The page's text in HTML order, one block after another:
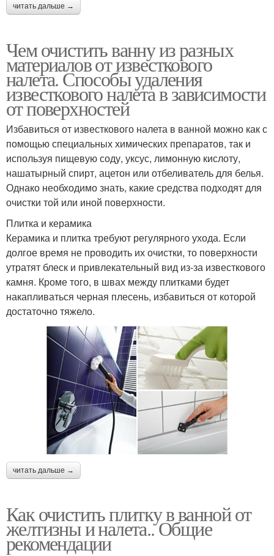
читать дальше →
Чем очистить ванну из разных
материалов от известкового
налета. Способы удаления
известкового налета в зависимости
от поверхностей
Избавиться от известкового налета в ванной можно как с
помощью специальных химических препаратов, так и
используя пищевую соду, уксус, лимонную кислоту,
нашатырный спирт, ацетон или отбеливатель для белья.
Однако необходимо знать, какие средства подходят для
очистки той или иной поверхности.
Плитка и керамика
Керамика и плитка требуют регулярного ухода. Если
долгое время не проводить их очистки, то поверхности
утратят блеск и привлекательный вид из-за известкового
камня. Кроме того, в швах между плитками будет
накапливаться черная плесень, избавиться от которой
достаточно тяжело.
читать дальше →
Как очистить плитку в ванной от
желтизны и налета.. Общие
рекомендации